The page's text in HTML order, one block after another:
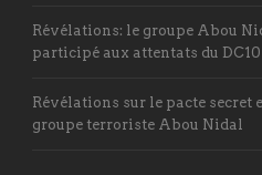
Révélations: le groupe Abou
participé aux attentats du
Révélations sur le pacte secret
groupe terroriste Abou Nidal